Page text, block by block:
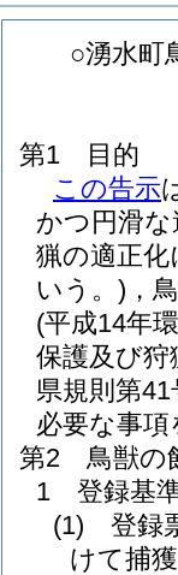
○湧水町
第1 目的
この告示
かつ円滑
猟の適正
いう。) ，
(平成14年
保護及び
県規則第
必要な事
第2 鳥獣の
1 登録基
(1) 登録
けて捕